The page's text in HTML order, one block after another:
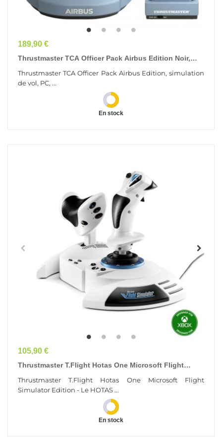
Prix
189,90 €
Thrustmaster TCA Officer Pack Airbus Edition Noir,
Thrustmaster TCA Officer Pack Airbus Edition, simulation
de vol, PC, ...
En stock
Prix
105,90 €
Thrustmaster T.Flight Hotas One Microsoft Flight
Thrustmaster T.Flight Hotas One Microsoft Flight
Simulator Edition - Le HOTAS ...
En stock